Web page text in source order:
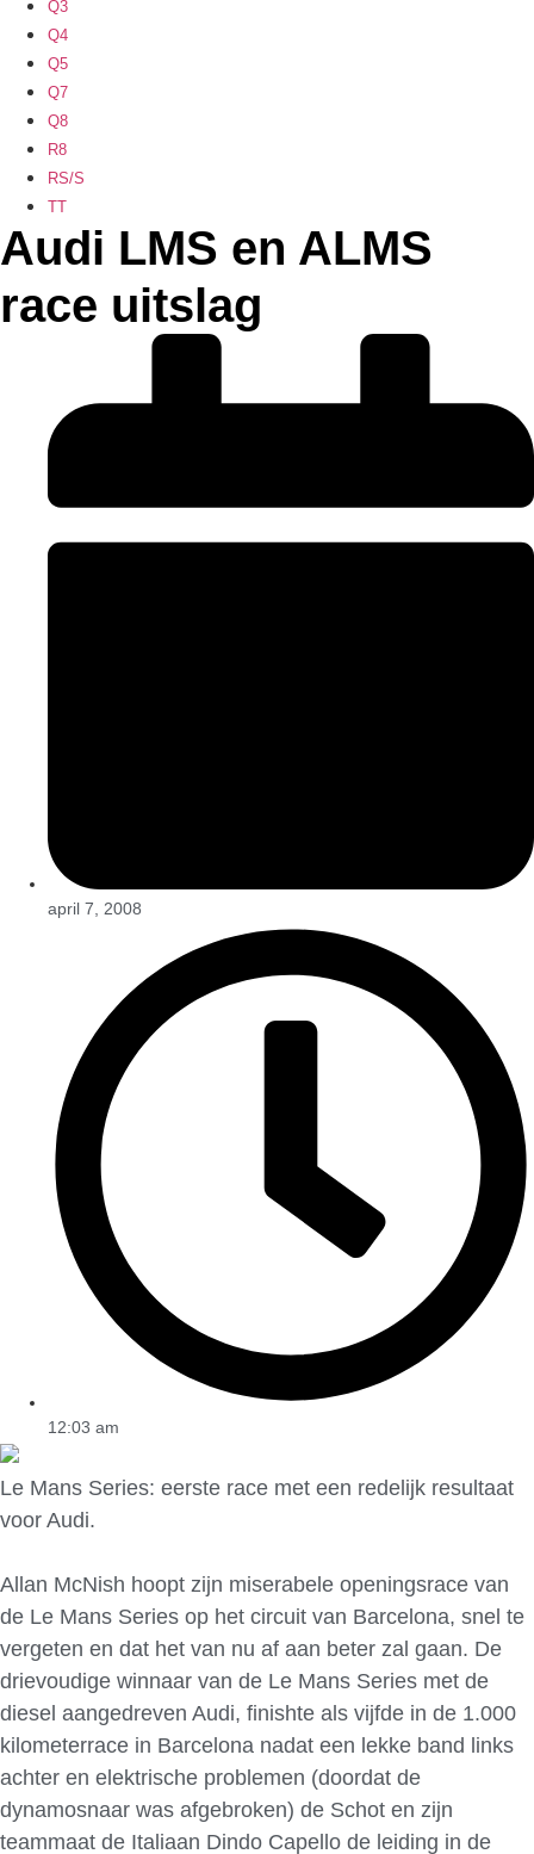
Q3
Q4
Q5
Q7
Q8
R8
RS/S
TT
Audi LMS en ALMS
race uitslag
april 7, 2008
12:03 am
Le Mans Series: eerste race met een redelijk resultaat
voor Audi.
Allan McNish hoopt zijn miserabele openingsrace van
de Le Mans Series op het circuit van Barcelona, snel te
vergeten en dat het van nu af aan beter zal gaan. De
drievoudige winnaar van de Le Mans Series met de
diesel aangedreven Audi, finishte als vijfde in de 1.000
kilometerrace in Barcelona nadat een lekke band links
achter en elektrische problemen (doordat de
dynamosnaar was afgebroken) de Schot en zijn
teammaat de Italiaan Dindo Capello de leiding in de